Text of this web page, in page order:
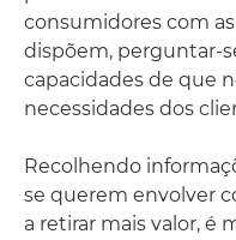
consumidores com
dispõem, perguntar-
capacidades de que
necessidades dos
Recolhendo
se querem envolver
a retirar mais valor, é